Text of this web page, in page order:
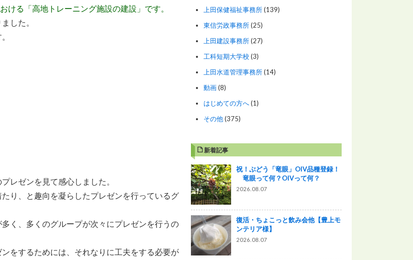
ける「高地トレーニング施設の建設」です。
した。
レゼンを見て感心しました。
り、と趣向を凝らしたプレゼンを行っているグ
く、多くのグループが次々にプレゼンを行うの
をするためには、それなりに工夫をする必要が
上田保健福祉事務所(139)
東信労政事務所(25)
上田建設事務所(27)
工科短期大学校 (3)
上田水道管理事務所(14)
動画(8)
はじめての方へ(1)
その他(375)
新着記事
祝！ぶどう「竜眼」OIV品種登録！
竜眼って何？OIVって何？
2026.08.07
復活・ちょこっと飲み会他【豊上モ
ンテリア様】
2026.08.07